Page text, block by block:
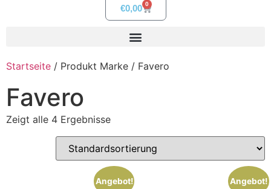
€0,00 0
Startseite / Produkt Marke / Favero
Favero
Zeigt alle 4 Ergebnisse
Angebot! Angebot!